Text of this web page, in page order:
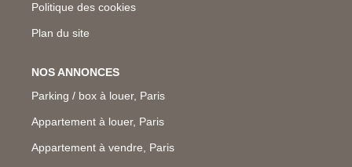
Politique des cookies
Plan du site
NOS ANNONCES
Parking / box à louer, Paris
Appartement à louer, Paris
Appartement à vendre, Paris